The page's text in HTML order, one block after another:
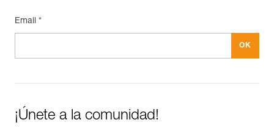
Email *
¡Únete a la comunidad!